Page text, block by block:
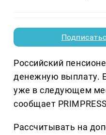
Российский
денежную выплату.
уже в следующем
сообщает
Рассчитывать на